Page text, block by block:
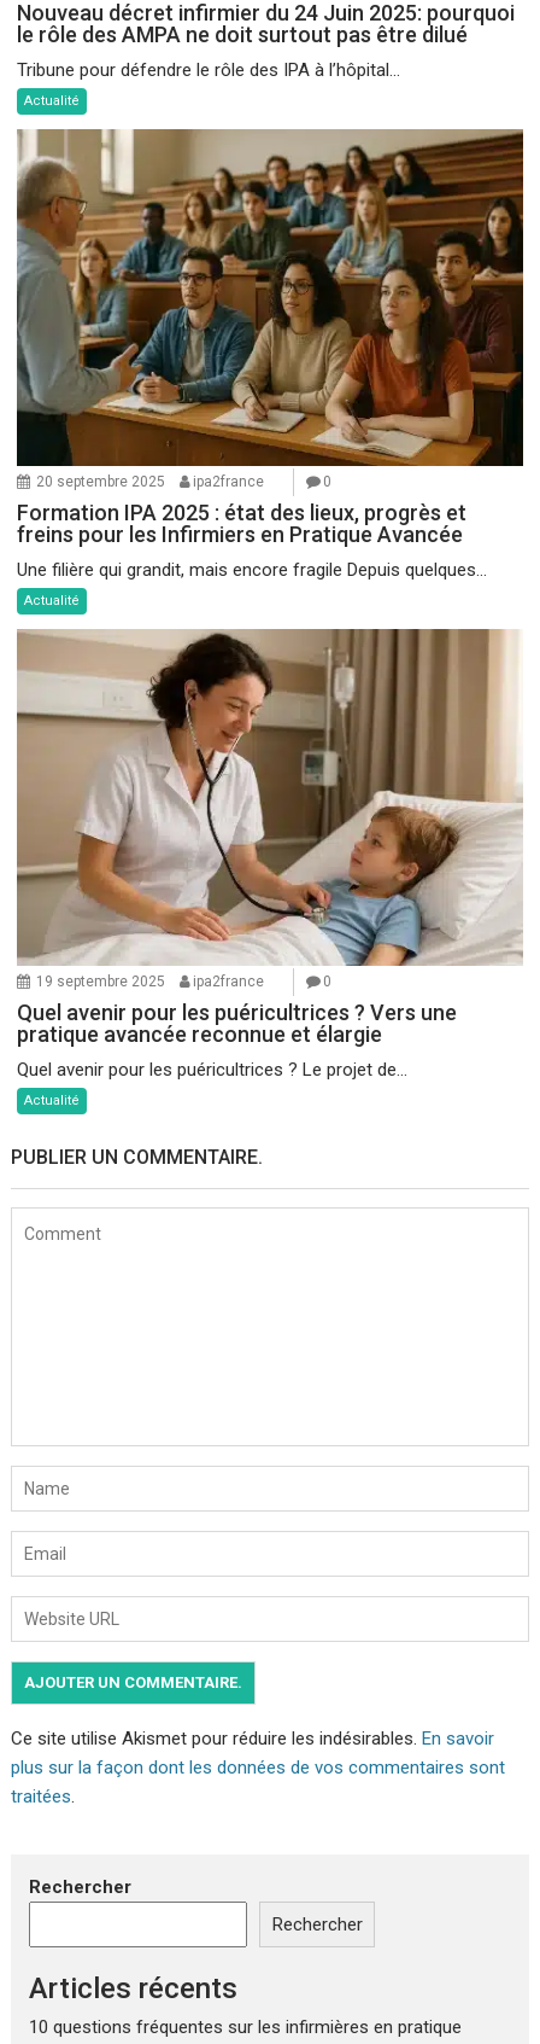
Nouveau décret infirmier du 24 Juin 2025: pourquoi
le rôle des AMPA ne doit surtout pas être dilué
Tribune pour défendre le rôle des IPA à l’hôpital...
Actualité
20 septembre 2025 ipa2france 0
Formation IPA 2025 : état des lieux, progrès et
freins pour les Infirmiers en Pratique Avancée
Une filière qui grandit, mais encore fragile Depuis quelques...
Actualité
19 septembre 2025 ipa2france 0
Quel avenir pour les puéricultrices ? Vers une
pratique avancée reconnue et élargie
Quel avenir pour les puéricultrices ? Le projet de...
Actualité
PUBLIER UN COMMENTAIRE.
Ce site utilise Akismet pour réduire les indésirables. En savoir
plus sur la façon dont les données de vos commentaires sont
traitées.
Rechercher
Rechercher
Articles récents
10 questions fréquentes sur les infirmières en pratique